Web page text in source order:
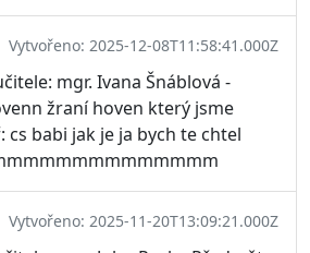
Vytvořeno: 2025-12-08T11:58:41.000Z
mgr. Ivana Šnáblová -
žraní hoven který jsme
cs babi jak je ja bych te chtel
Vytvořeno: 2025-11-20T13:09:21.000Z